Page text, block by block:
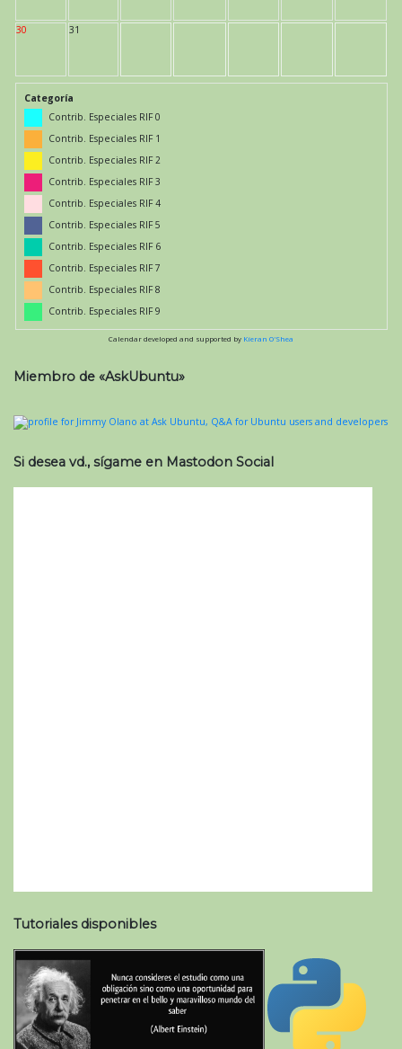
30 31
Categoría
Contrib. Especiales RIF 0
Contrib. Especiales RIF 1
Contrib. Especiales RIF 2
Contrib. Especiales RIF 3
Contrib. Especiales RIF 4
Contrib. Especiales RIF 5
Contrib. Especiales RIF 6
Contrib. Especiales RIF 7
Contrib. Especiales RIF 8
Contrib. Especiales RIF 9
Calendar developed and supported by Kieran O'Shea
Miembro de «AskUbuntu»
Si desea vd., sígame en Mastodon Social
Tutoriales disponibles